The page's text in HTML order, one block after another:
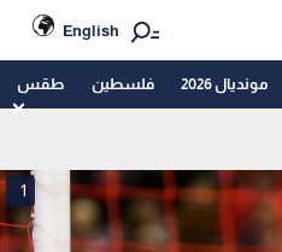
English
مونديال 2026 فلسطين طقس
1